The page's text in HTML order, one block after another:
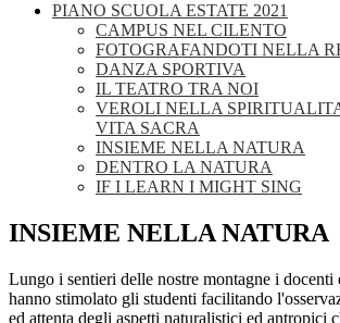
PIANO SCUOLA ESTATE 2021
CAMPUS NEL CILENTO
FOTOGRAFANDOTI NELLA
DANZA SPORTIVA
IL TEATRO TRA NOI
VEROLI NELLA
VITA SACRA
INSIEME NELLA NATURA
DENTRO LA NATURA
IF I LEARN I MIGHT SING
INSIEME NELLA NATURA
Lungo i sentieri delle nostre montagne i docenti
hanno stimolato gli studenti facilitando
ed attenta degli aspetti naturalistici ed antropici